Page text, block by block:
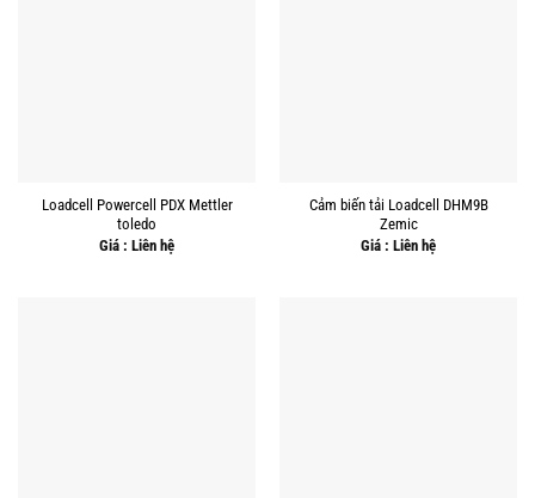
Loadcell Powercell PDX Mettler
toledo
Giá : Liên hệ
Cảm biến tải Loadcell DHM9B
Zemic
Giá : Liên hệ